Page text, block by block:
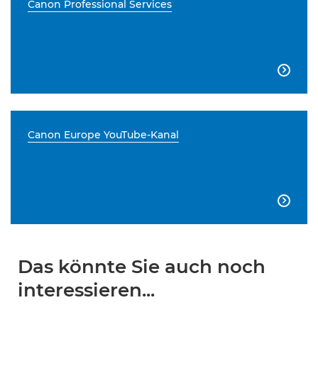
Canon Professional Services

Canon Europe YouTube-Kanal

Das könnte Sie auch noch
interessieren...